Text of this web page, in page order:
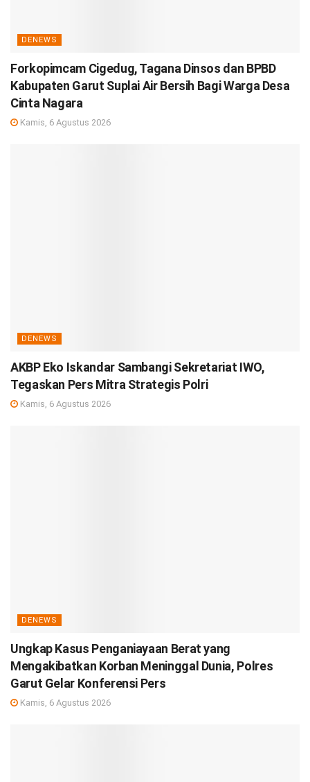
DENEWS
Forkopimcam Cigedug, Tagana Dinsos dan BPBD
Kabupaten Garut Suplai Air Bersih Bagi Warga Desa
Cinta Nagara
Kamis, 6 Agustus 2026
DENEWS
AKBP Eko Iskandar Sambangi Sekretariat IWO,
Tegaskan Pers Mitra Strategis Polri
Kamis, 6 Agustus 2026
DENEWS
Ungkap Kasus Penganiayaan Berat yang
Mengakibatkan Korban Meninggal Dunia, Polres
Garut Gelar Konferensi Pers
Kamis, 6 Agustus 2026